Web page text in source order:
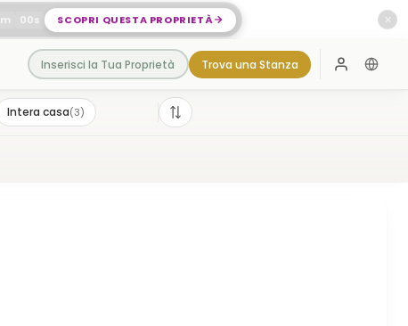
m 00s SCOPRI QUESTA PROPRIETÀ ✕
Inserisci la Tua Proprietà Trova una Stanza Accedi
Intera casa(3)